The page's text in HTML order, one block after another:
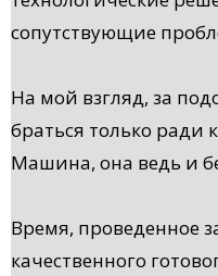
сопутствующие
На мой взгляд, за
браться только ради
Машина, она ведь и
Время, проведенное
качественного